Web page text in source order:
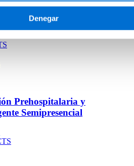
Denegar
de Menisco
Prehospitalaria y
Semipresencial